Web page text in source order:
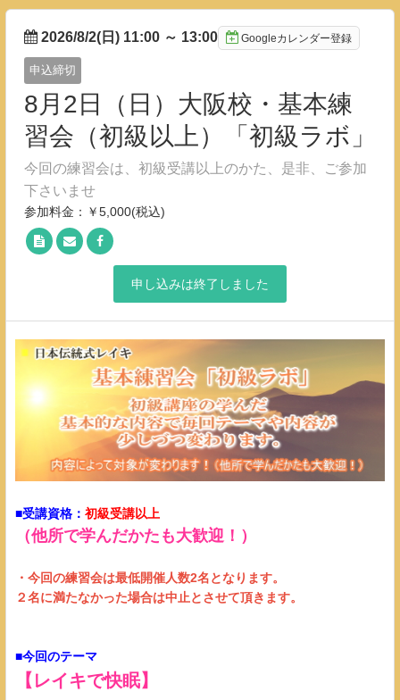
2026/8/2(日) 11:00 ～ 13:00 Googleカレンダー登録
申込締切
8月2日（日）大阪校・基本練
習会（初級以上）「初級ラボ」
今回の練習会は、初級受講以上のかた、是非、ご参加
下さいませ
参加料金：￥5,000(税込)
申し込みは終了しました
■受講資格： 初級受講以上
（他所で学んだかたも大歓迎！）
・今回の練習会は最低開催人数2名となります。
２名に満たなかった場合は中止とさせて頂きます​​​​​。
■今回のテーマ
【レイキで快眠】